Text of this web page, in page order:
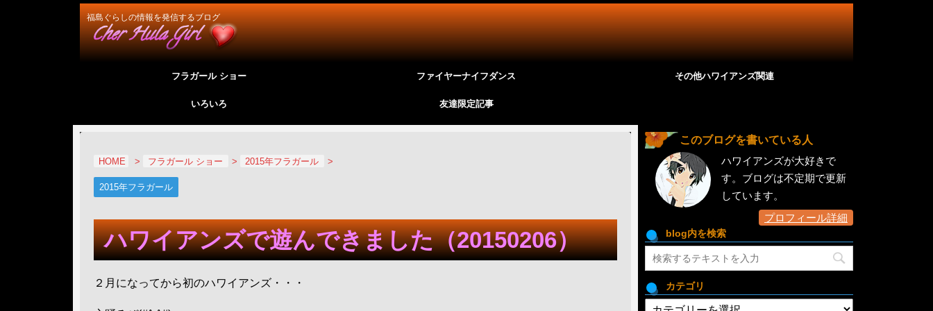
福島ぐらしの情報を発信するブログ
フラガール ショー ファイヤーナイフダンス その他ハワイアンズ関連
いろいろ 友達限定記事
HOME > フラガール ショー > 2015年フラガール >
2015年フラガール
ハワイアンズで遊んできました（20150206）
２月になってから初のハワイアンズ・・・
このブログを書いている人
ハワイアンズが大好きで
す。ブログは不定期で更新
しています。
プロフィール詳細
blog内を検索
カテゴリ